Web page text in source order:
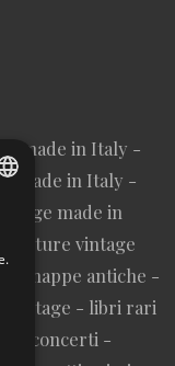
made in Italy -
made in Italy -
made in
cinture vintage
- mappe antiche -
vintage - libri rari
concerti -